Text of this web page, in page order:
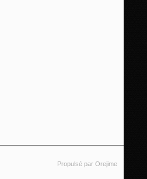
Propulsé par Orejime